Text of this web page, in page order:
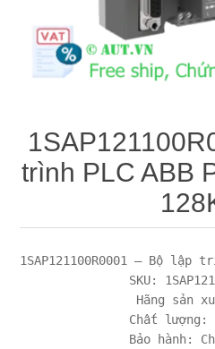
Máy tính công nghiệp
Động cơ servo 2 phase
Động cơ bước 2 phase
Quạt thông gió
Chưa Phân Loại
Phụ Kiện Siemens
trình PLC ABB
1SAP121100R0001 – Bộ lập
SKU:
Hãng sản
Chất lượng:
Bảo hành: